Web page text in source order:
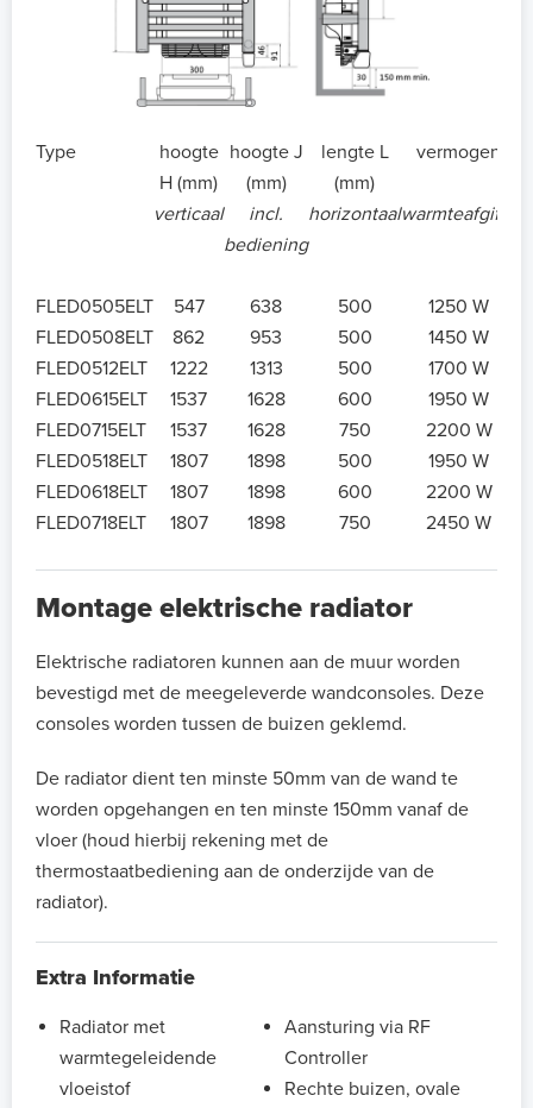
Type
hoogte
H (mm)
hoogte J
(mm)
lengte L
(mm)
vermogen
verticaal
incl.
bediening
horizontaalwarmteafgifte
FLED0505ELT 547 638 500
1250 W
FLED0508ELT
862 953 500
1450 W
FLED0512ELT
1222 1313 500
1700 W
FLED0615ELT
1537 1628 600
1950 W
FLED0715ELT
1537 1628 750
2200 W
FLED0518ELT
1807 1898 500
1950 W
FLED0618ELT
1807 1898 600
2200 W
FLED0718ELT
1807 1898 750 2450 W
Montage elektrische radiator
Elektrische radiatoren kunnen aan de muur worden
bevestigd met de meegeleverde wandconsoles. Deze
consoles worden tussen de buizen geklemd.
De radiator dient ten minste 50mm van de wand te
worden opgehangen en ten minste 150mm vanaf de
vloer (houd hierbij rekening met de
thermostaatbediening aan de onderzijde van de
radiator).
Extra Informatie
Radiator met
warmtegeleidende
vloeistof
Aansturing via RF
Controller
Rechte buizen, ovale